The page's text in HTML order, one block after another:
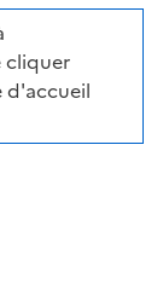
cliquer
d'accueil